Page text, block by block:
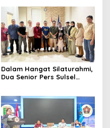
Dalam Hangat Silaturahmi,
Dua Senior Pers Sulsel